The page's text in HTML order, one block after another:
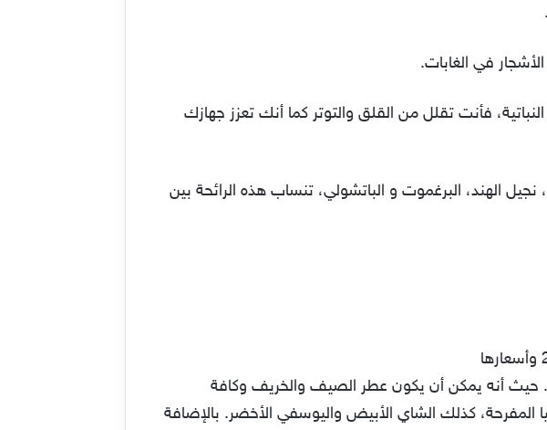
في الغابات.
فأنت تقلل من القلق والتوتر كما أنك تعزز جهازك
الهند، البرغموت و الباتشولي، تنساب هذه الرائحة بين
حيث أنه يمكن أن يكون عطر الصيف والخريف وكافة
المفرحة، كذلك الشاي الأبيض واليوسفي الأخضر. بالإضافة